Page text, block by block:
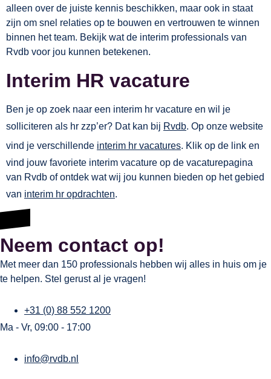
alleen over de juiste kennis beschikken, maar ook in staat
zijn om snel relaties op te bouwen en vertrouwen te winnen
binnen het team. Bekijk wat de interim professionals van
Rvdb voor jou kunnen betekenen.
Interim HR vacature
Ben je op zoek naar een interim hr vacature en wil je
solliciteren als hr zzp’er? Dat kan bij Rvdb. Op onze website
vind je verschillende interim hr vacatures. Klik op de link en
vind jouw favoriete interim vacature op de vacaturepagina
van Rvdb of ontdek wat wij jou kunnen bieden op het gebied
van interim hr opdrachten.
Neem contact op!
Met meer dan 150 professionals hebben wij alles in huis om je
te helpen. Stel gerust al je vragen!
+31 (0) 88 552 1200
Ma - Vr, 09:00 - 17:00
info@rvdb.nl